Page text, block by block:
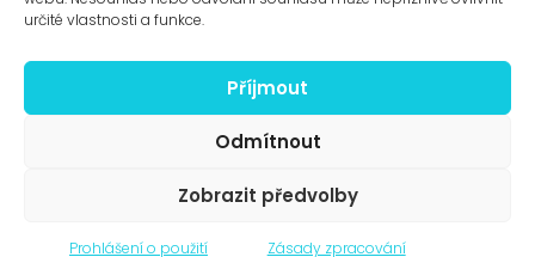
určité vlastnosti a funkce.
Příjmout
Odmítnout
Zobrazit předvolby
Prohlášení o použití Zásady zpracování
Novinky na e-mail
© 1996–2025